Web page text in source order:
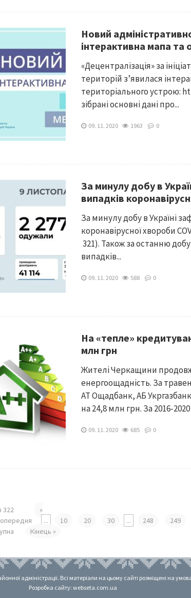
Новий
інтерактивна мапа та
«Децентралізація» за
територій з’явилася
територіального устрою:
зібрані основні дані про...
09. 11. 2020 1963 0
За минулу добу в
випадків
За минулу добу в Україні
коронавірусної хвороби
321). Також за останню
випадків...
09. 11. 2020 588 0
На «тепле»
млн грн
Жителі Черкащини
енергоощадність. За
АТ Ощадбанк, АБ
на 24,8 млн грн. За 2016-
09. 11. 2020 685 0
322
«
... 10 20 30 ... 248 249
Кінець »
адміністрації. Всі матеріали на цьому сайті розміщені на
Розробка сайту: webseta.com.ua